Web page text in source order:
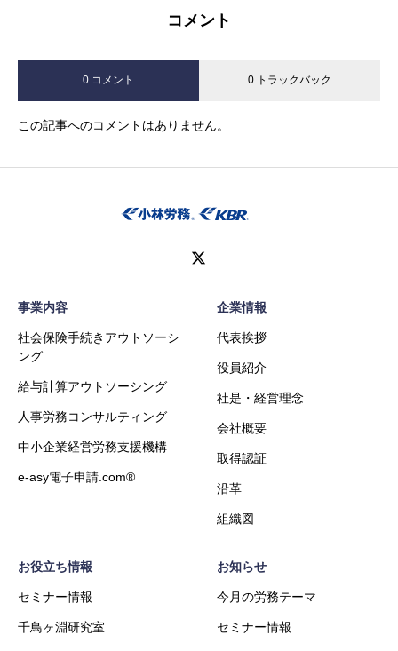
コメント
0 コメント 0 トラックバック
この記事へのコメントはありません。
事業内容
社会保険手続きアウトソーシ
ング
給与計算アウトソーシング
人事労務コンサルティング
中小企業経営労務支援機構
e-asy電子申請.com®
企業情報
代表挨拶
役員紹介
社是・経営理念
会社概要
取得認証
沿革
組織図
お役立ち情報
セミナー情報
千鳥ヶ淵研究室
お知らせ
今月の労務テーマ
セミナー情報